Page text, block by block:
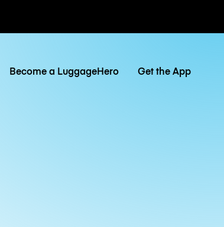
Become a LuggageHero Get the App